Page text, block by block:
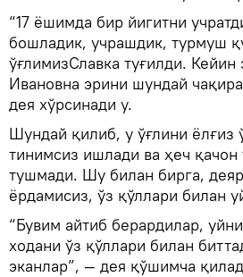
“17 ёшимда бир йигитни
бошладик, учрашдик, турмуш
ўғлимизСлавка туғилди.
Ивановна эрини шундай
дея хўрсинади у.
Шундай қилиб, у ўғлини ёлғиз
тинимсиз ишлади ва ҳеч қачон
тушмади. Шу билан бирга,
ёрдамисиз, ўз қўллари билан
“Бувим айтиб берардилар,
ходани ўз қўллари билан
эканлар”, — дея қўшимча